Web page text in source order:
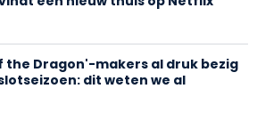
the Dragon'-makers al druk bezig
dit weten we al